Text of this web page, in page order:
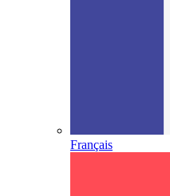
Français